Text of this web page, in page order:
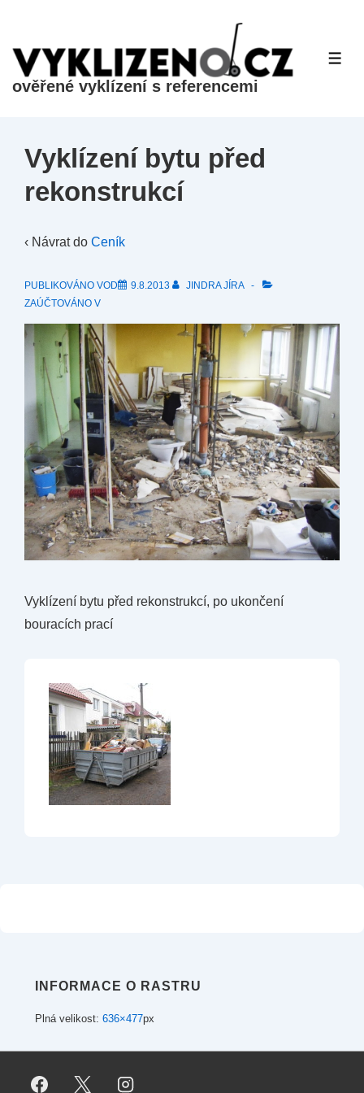
na
hlavní
ověřené vyklízení s referencemi
Vyklízení bytu před
rekonstrukcí
‹ Návrat do Ceník
PUBLIKOVÁNO VOD 9.8.2013
JINDRA JÍRA
ZAÚČTOVÁNO V
Vyklízení bytu před rekonstrukcí, po ukončení
bouracích prací
INFORMACE O RASTRU
Plná velikost: 636×477px